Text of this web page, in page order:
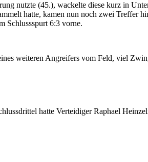
nutzte (45.), wackelte diese kurz in
hatte, kamen nun noch zwei Treffer
Schlussspurt 6:3 vorne.
weiteren Angreifers vom Feld, viel
hatte Verteidiger Raphael